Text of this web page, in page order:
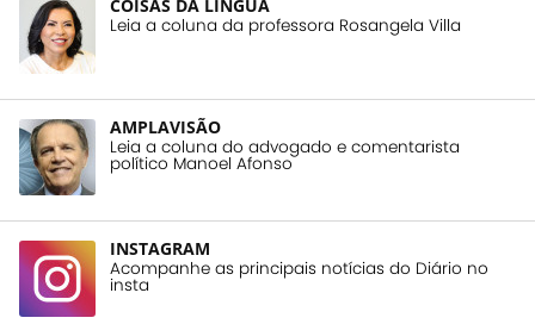
COISAS DA LÍNGUA
Leia a coluna da professora Rosangela Villa
AMPLAVISÃO
Leia a coluna do advogado e comentarista
político Manoel Afonso
INSTAGRAM
Acompanhe as principais notícias do Diário no
insta